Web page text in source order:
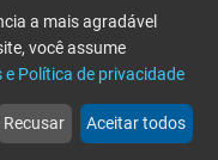
web
Notícias
more_horiz
Mais
a mais agradável
você assume
e Política de privacidade
Recusar Aceitar todos
novamente